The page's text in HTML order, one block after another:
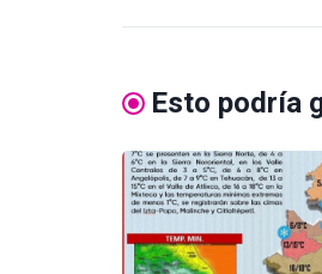
Esto podría